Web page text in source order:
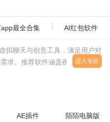
最全合集 AI红包软件
拟聊天与创意工具，满足用户对
求。推荐软件涵盖夜色ai虚拟恋
进入专区
AE插件
陌陌电脑版